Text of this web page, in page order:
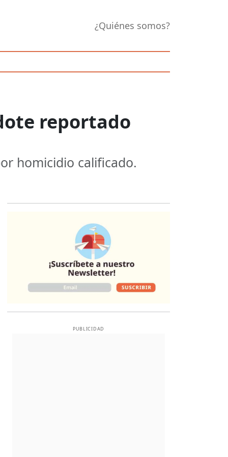
¿Quiénes somos?
reportado
homicidio calificado.
PUBLICIDAD